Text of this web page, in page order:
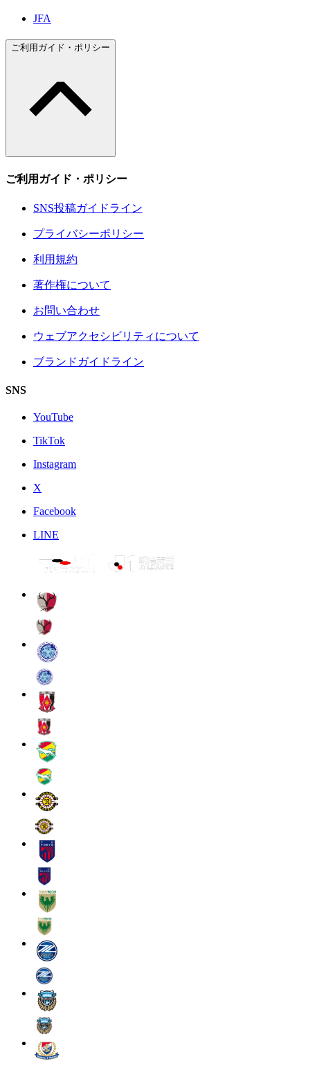
JFA
ご利用ガイド・ポリシー
ご利用ガイド・ポリシー
SNS投稿ガイドライン
プライバシーポリシー
利用規約
著作権について
お問い合わせ
ウェブアクセシビリティについて
ブランドガイドライン
SNS
YouTube
TikTok
Instagram
X
Facebook
LINE